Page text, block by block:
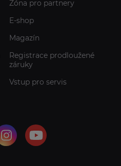
Zóna pro partnery
E-shop
Magazín
Registrace prodloužené
záruky
Vstup pro servis